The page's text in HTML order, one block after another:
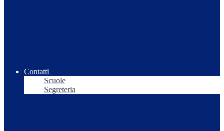
Contatti
Scuole
Segreteria